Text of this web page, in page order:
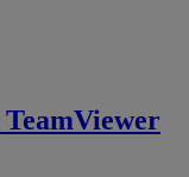
TeamViewer